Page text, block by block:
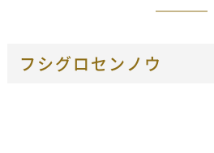
フシグロセンノウ